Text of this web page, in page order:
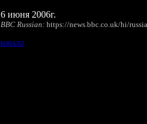
6 июня 2006г.
BBC Russian: https://news.bbc.co.uk/hi/
НАЧАЛО